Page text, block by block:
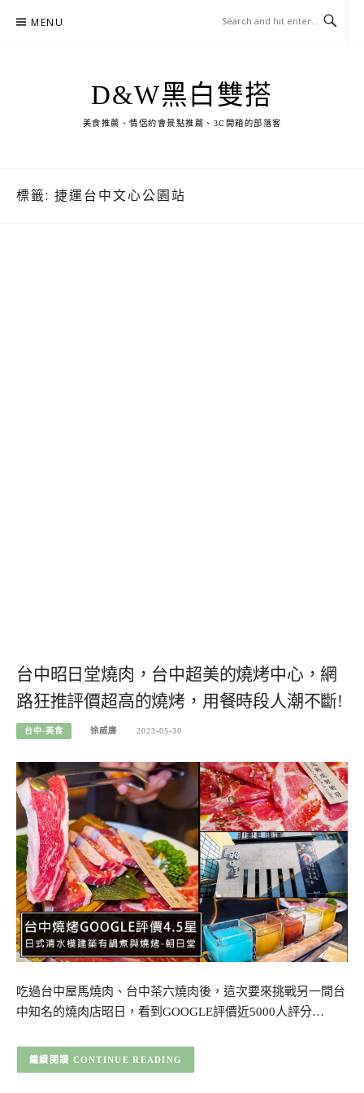
MENU
D&W黑白雙搭
美食推薦、情侶約會景點推薦、3C開箱的部落客
標籤: 捷運台中文心公園站
台中昭日堂燒肉，台中超美的燒烤中心，網
路狂推評價超高的燒烤，用餐時段人潮不斷!
台中-美食 徐威廉 2023-05-30
吃過台中屋馬燒肉、台中茶六燒肉後，這次要來挑戰另一間台
中知名的燒肉店昭日，看到GOOGLE評價近5000人評分…
CONTINUE READING